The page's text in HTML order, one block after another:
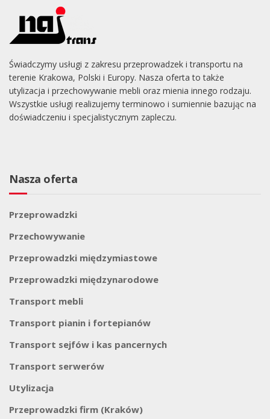
Świadczymy usługi z zakresu przeprowadzek i transportu na
terenie Krakowa, Polski i Europy. Nasza oferta to także
utylizacja i przechowywanie mebli oraz mienia innego rodzaju.
Wszystkie usługi realizujemy terminowo i sumiennie bazując na
doświadczeniu i specjalistycznym zapleczu.
Nasza oferta
Przeprowadzki
Przechowywanie
Przeprowadzki międzymiastowe
Przeprowadzki międzynarodowe
Transport mebli
Transport pianin i fortepianów
Transport sejfów i kas pancernych
Transport serwerów
Utylizacja
Przeprowadzki firm (Kraków)